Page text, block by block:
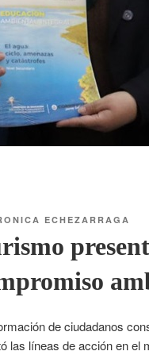
ECHEZARRAGA
de ciudadanos
las líneas de acción en